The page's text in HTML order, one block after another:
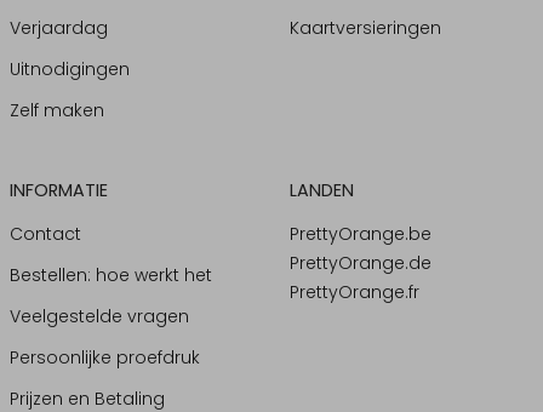
Verjaardag
Uitnodigingen
Zelf maken
Kaartversieringen
INFORMATIE
Contact
Bestellen: hoe werkt het
Veelgestelde vragen
Persoonlijke proefdruk
Prijzen en Betaling
LANDEN
PrettyOrange.be
PrettyOrange.de
PrettyOrange.fr